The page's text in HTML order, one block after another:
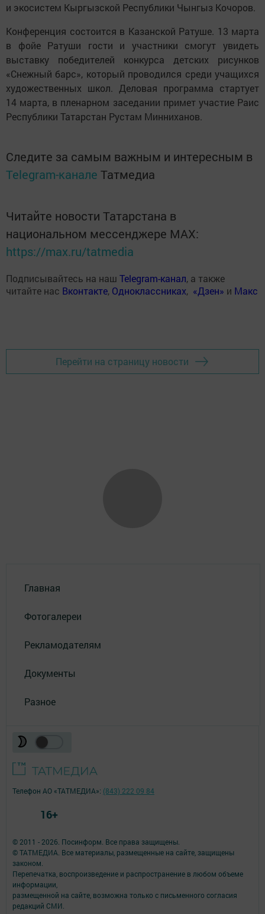
и экосистем Кыргызской Республики Чынгыз Кочоров.
Конференция состоится в Казанской Ратуше. 13 марта
в фойе Ратуши гости и участники смогут увидеть
выставку победителей конкурса детских рисунков
«Снежный барс», который проводился среди учащихся
художественных школ. Деловая программа стартует
14 марта, в пленарном заседании примет участие Раис
Республики Татарстан Рустам Минниханов.
Следите за самым важным и интересным в
Telegram-канале Татмедиа
Читайте новости Татарстана в
национальном мессенджере MАХ:
https://max.ru/tatmedia
Подписывайтесь на наш Telegram-канал, а также
читайте нас Вконтакте, Одноклассниках, «Дзен» и Макс
Перейти на страницу новости
Главная
Фотогалереи
Рекламодателям
Документы
Разное
© 2011 - 2026. Посинформ. Все права защищены.
© ТАТМЕДИА. Все материалы, размещенные на сайте, защищены
законом.
Перепечатка, воспроизведение и распространение в любом объеме
информации,
размещенной на сайте, возможна только с письменного согласия
редакций СМИ.
Телефон АО «ТАТМЕДИА»: (843) 222 09 84
16+